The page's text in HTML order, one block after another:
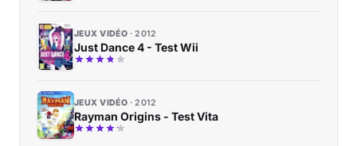
JEUX VIDÉO 2012
Just Dance 4 - Test Wii
JEUX VIDÉO 2012
Rayman Origins - Test Vita